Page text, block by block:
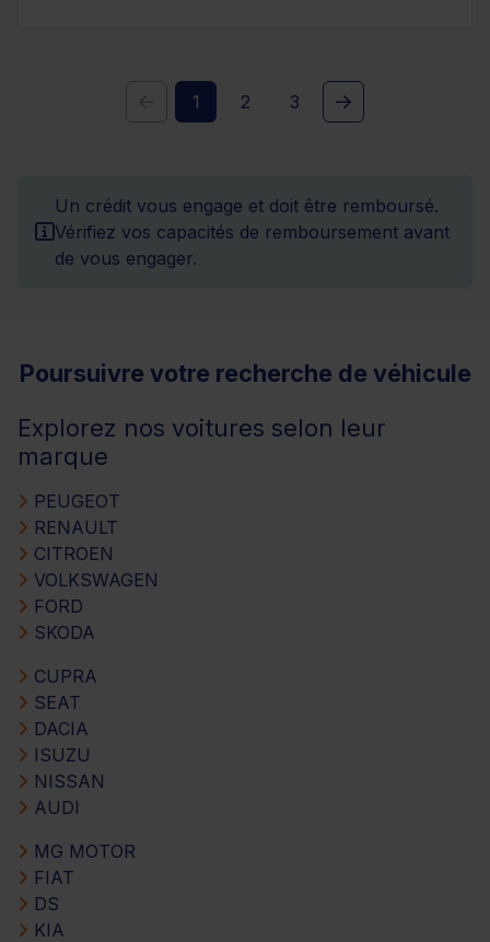
1 2 3
Un crédit vous engage et doit être remboursé.
Vérifiez vos capacités de remboursement avant
de vous engager.
Poursuivre votre recherche de véhicule
Explorez nos voitures selon leur
marque
PEUGEOT
RENAULT
CITROEN
VOLKSWAGEN
FORD
SKODA
CUPRA
SEAT
DACIA
ISUZU
NISSAN
AUDI
MG MOTOR
FIAT
DS
KIA